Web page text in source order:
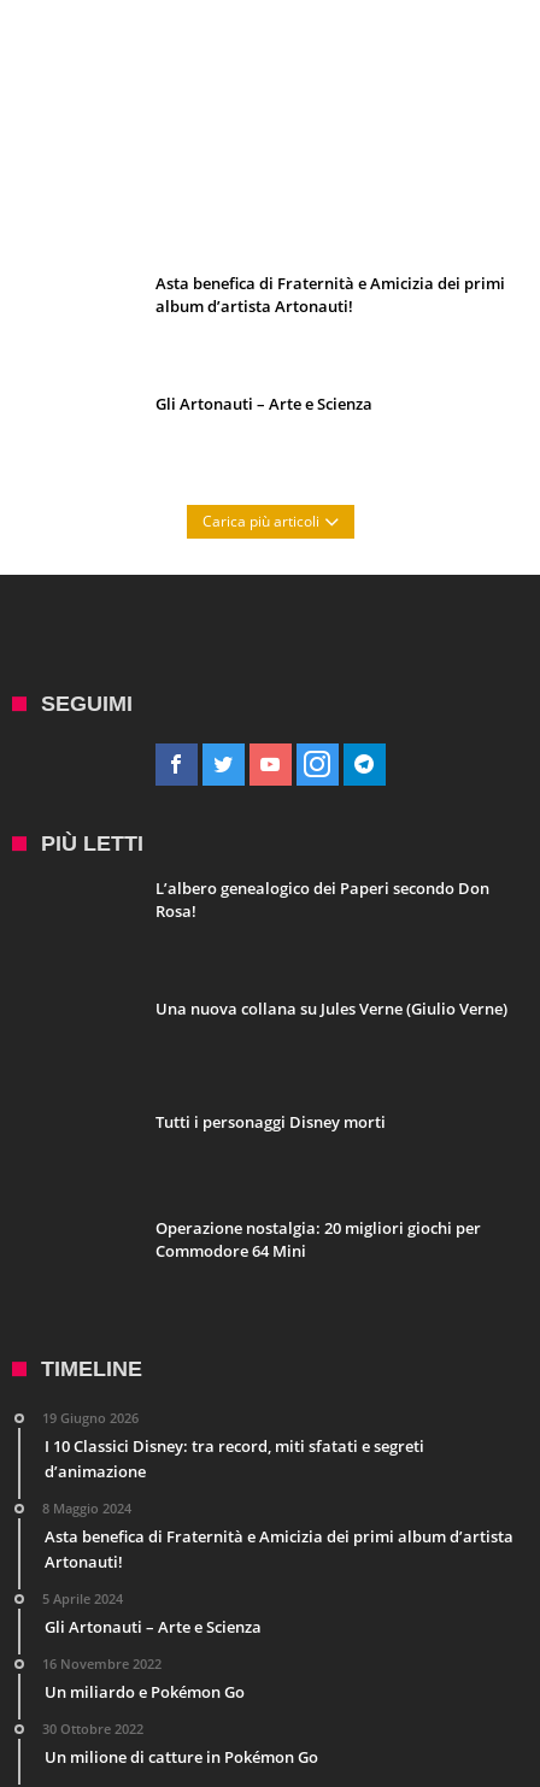
Asta benefica di Fraternità e Amicizia dei primi
album d’artista Artonauti!
Gli Artonauti – Arte e Scienza
Carica più articoli
SEGUIMI
PIÙ LETTI
L’albero genealogico dei Paperi secondo Don
Rosa!
Una nuova collana su Jules Verne (Giulio Verne)
Tutti i personaggi Disney morti
Operazione nostalgia: 20 migliori giochi per
Commodore 64 Mini
TIMELINE
19 Giugno 2026
I 10 Classici Disney: tra record, miti sfatati e segreti
d’animazione
8 Maggio 2024
Asta benefica di Fraternità e Amicizia dei primi album d’artista
Artonauti!
5 Aprile 2024
Gli Artonauti – Arte e Scienza
16 Novembre 2022
Un miliardo e Pokémon Go
30 Ottobre 2022
Un milione di catture in Pokémon Go